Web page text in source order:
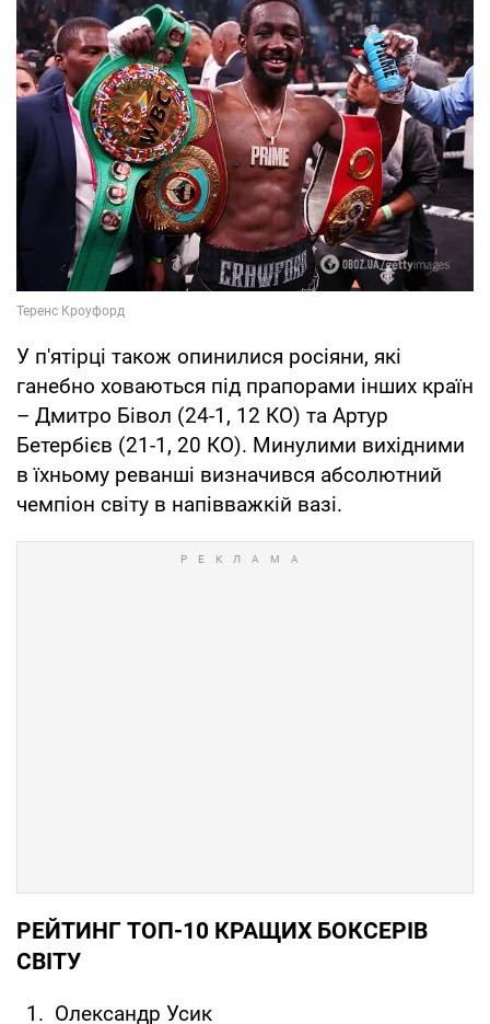
У п'ятірці також опинилися росіяни, які
ганебно ховаються під прапорами інших країн
– Дмитро Бівол (24-1, 12 КО) та Артур
Бетербієв (21-1, 20 КО). Минулими вихідними
в їхньому реванші визначився абсолютний
чемпіон світу в напівважкій вазі.
РЕЙТИНГ ТОП-10 КРАЩИХ БОКСЕРІВ
СВІТУ
Олександр Усик